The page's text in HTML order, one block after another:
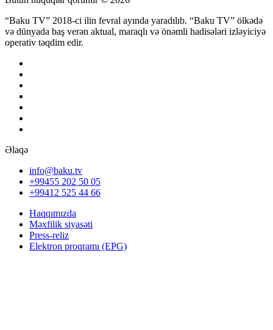
“Baku TV” 2018-ci ilin fevral ayında yaradılıb. “Baku TV” ölkədə
və dünyada baş verən aktual, maraqlı və önəmli hadisələri izləyiciyə
operativ təqdim edir.
Əlaqə
info@baku.tv
+99455 202 50 05
+99412 525 44 66
Haqqımızda
Məxfilik siyasəti
Press-reliz
Elektron proqramı (EPG)